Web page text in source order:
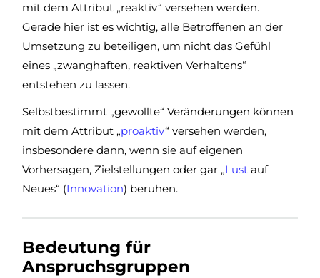
mit dem Attribut „reaktiv“ versehen werden.
Gerade hier ist es wichtig, alle Betroffenen an der
Umsetzung zu beteiligen, um nicht das Gefühl
eines „zwanghaften, reaktiven Verhaltens“
entstehen zu lassen.
Selbstbestimmt „gewollte“ Veränderungen können
mit dem Attribut „proaktiv“ versehen werden,
insbesondere dann, wenn sie auf eigenen
Vorhersagen, Zielstellungen oder gar „Lust auf
Neues“ (Innovation) beruhen.
Bedeutung für
Anspruchsgruppen